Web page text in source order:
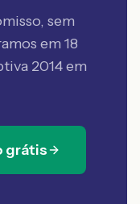
sem
em 18
2014 em
grátis